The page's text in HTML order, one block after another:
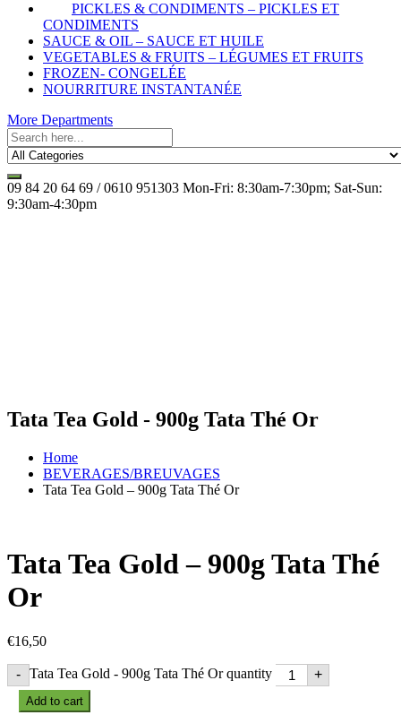
PICKLES & CONDIMENTS – PICKLES ET
CONDIMENTS
SAUCE & OIL – SAUCE ET HUILE
VEGETABLES & FRUITS – LÉGUMES ET FRUITS
FROZEN- CONGELÉE
NOURRITURE INSTANTANÉE
More Departments
09 84 20 64 69 / 0610 951303 Mon-Fri: 8:30am-7:30pm; Sat-Sun:
9:30am-4:30pm
Tata Tea Gold - 900g Tata Thé Or
Home
BEVERAGES/BREUVAGES
Tata Tea Gold – 900g Tata Thé Or
Tata Tea Gold – 900g Tata Thé
Or
€16,50
- Tata Tea Gold - 900g Tata Thé Or quantity +
Add to cart